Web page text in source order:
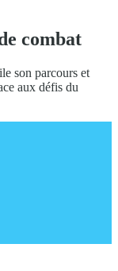
combat
son parcours et
aux défis du